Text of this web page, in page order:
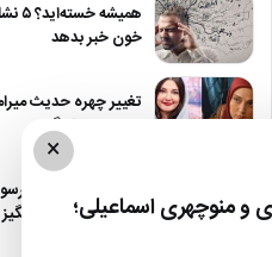
خون خبر بدهد
تغییر چهره حدیث
جدید این بازیگر
تصویر جالب از
در یک فیلم خاطره‌انگیز
×
منوچهری اسماعیلی؛